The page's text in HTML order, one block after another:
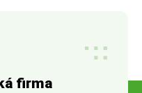
firma